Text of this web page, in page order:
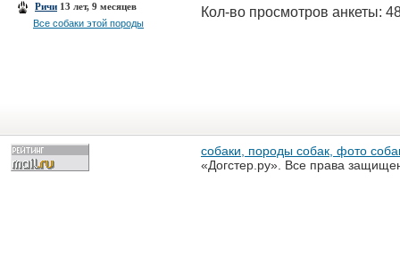
Ричи 13 лет, 9 месяцев
Все собаки этой породы
Кол-во просмотров анкеты:
собаки, породы собак, фото
«Догстер.ру». Все права